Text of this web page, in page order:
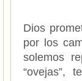
Dios
por los
solemos
“ovejas”,